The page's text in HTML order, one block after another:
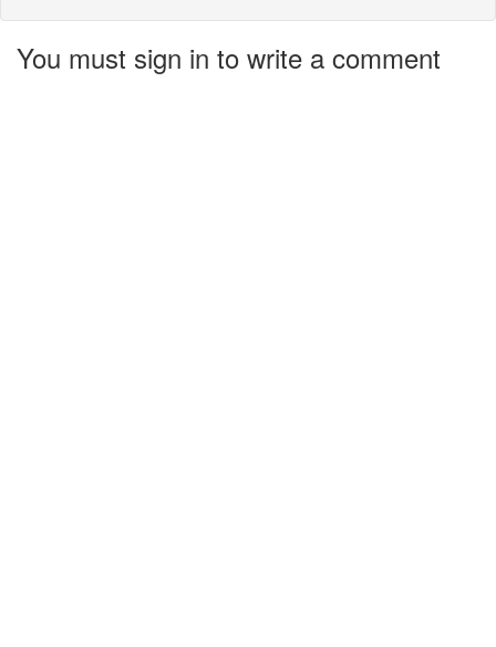
You must sign in to write a comment